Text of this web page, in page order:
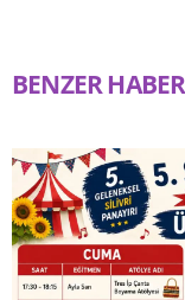
BENZER